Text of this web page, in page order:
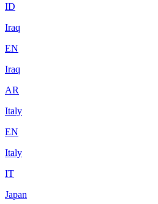
ID
Iraq
EN
Iraq
AR
Italy
EN
Italy
IT
Japan